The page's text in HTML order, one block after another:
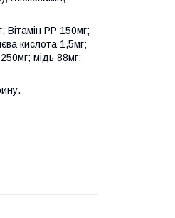
Вітамін РР 150мг;
кислота 1,5мг;
мідь 88мг;